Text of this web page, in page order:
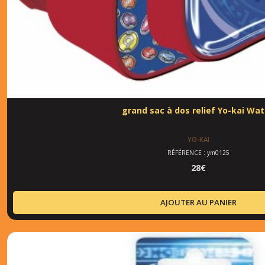
grand sac à dos relief Yo-kai
YO-KAI
RÉFÉRENCE : ym0125
28€
AJOUTER AU PANIER